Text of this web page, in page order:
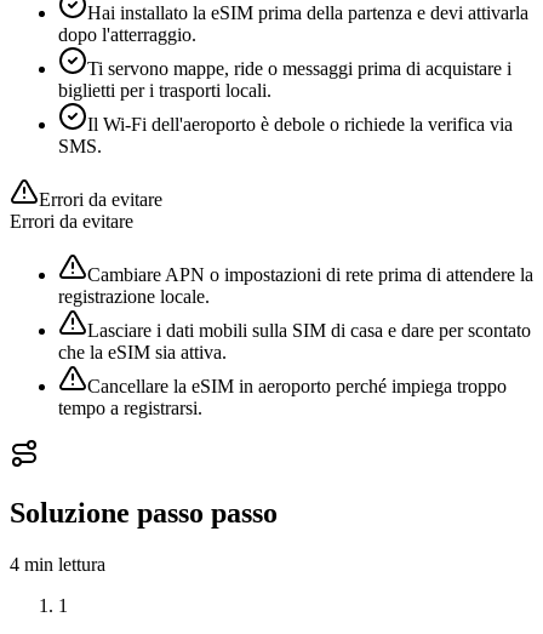
Hai installato la eSIM prima della partenza e devi attivarla
dopo l'atterraggio.
Ti servono mappe, ride o messaggi prima di acquistare i
biglietti per i trasporti locali.
Il Wi-Fi dell'aeroporto è debole o richiede la verifica via
SMS.
Errori da evitare
Errori da evitare
Cambiare APN o impostazioni di rete prima di attendere la
registrazione locale.
Lasciare i dati mobili sulla SIM di casa e dare per scontato
che la eSIM sia attiva.
Cancellare la eSIM in aeroporto perché impiega troppo
tempo a registrarsi.
Soluzione passo passo
4 min lettura
1